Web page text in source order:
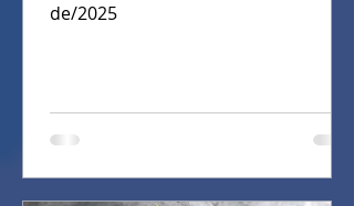
de/2025